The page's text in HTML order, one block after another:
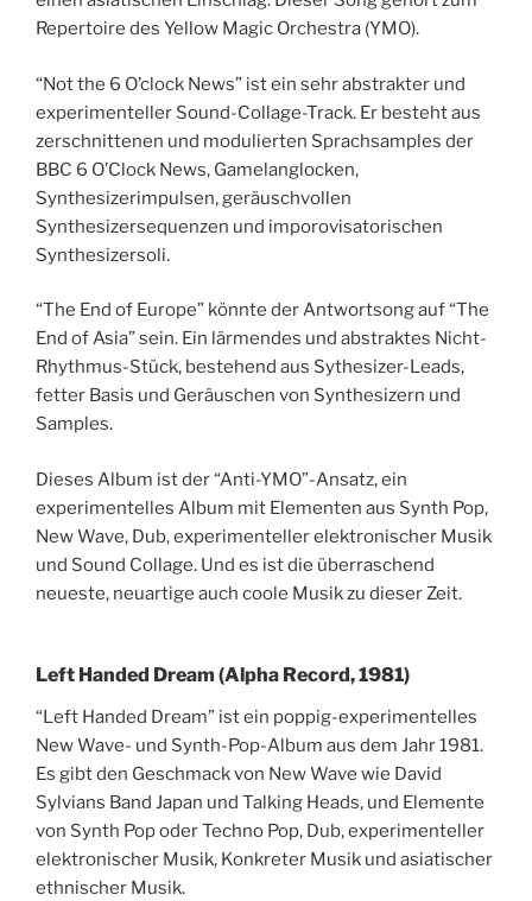
Repertoire des Yellow Magic Orchestra (YMO).
“Not the 6 O’clock News” ist ein sehr abstrakter und
experimenteller Sound-Collage-Track. Er besteht aus
zerschnittenen und modulierten Sprachsamples der
BBC 6 O’Clock News, Gamelanglocken,
Synthesizerimpulsen, geräuschvollen
Synthesizersequenzen und imporovisatorischen
Synthesizersoli.
“The End of Europe” könnte der Antwortsong auf “The
End of Asia” sein. Ein lärmendes und abstraktes Nicht-
Rhythmus-Stück, bestehend aus Sythesizer-Leads,
fetter Basis und Geräuschen von Synthesizern und
Samples.
Dieses Album ist der “Anti-YMO”-Ansatz, ein
experimentelles Album mit Elementen aus Synth Pop,
New Wave, Dub, experimenteller elektronischer Musik
und Sound Collage. Und es ist die überraschend
neueste, neuartige auch coole Musik zu dieser Zeit.
Left Handed Dream (Alpha Record, 1981)
“Left Handed Dream” ist ein poppig-experimentelles
New Wave- und Synth-Pop-Album aus dem Jahr 1981.
Es gibt den Geschmack von New Wave wie David
Sylvians Band Japan und Talking Heads, und Elemente
von Synth Pop oder Techno Pop, Dub, experimenteller
elektronischer Musik, Konkreter Musik und asiatischer
ethnischer Musik.